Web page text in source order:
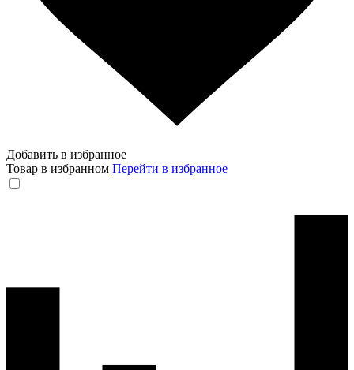
Добавить в избранное
Товар в избранном Перейти в избранное